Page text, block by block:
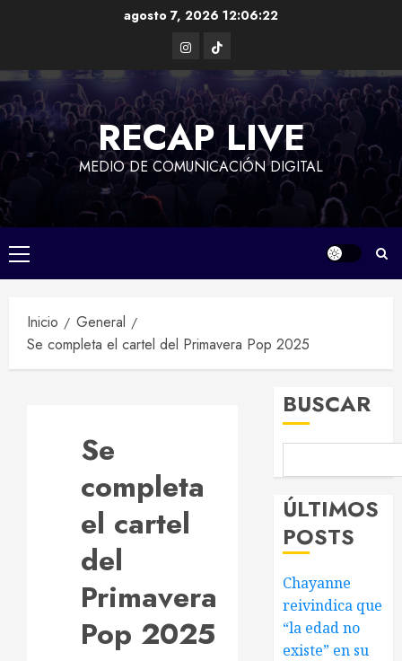
agosto 7, 2026 12:06:23
Instagram
TikTok
RECAP LIVE
MEDIO DE COMUNICACIÓN DIGITAL
Menú
principal
Inicio
General
Se completa el cartel del Primavera Pop 2025
Se
completa
el cartel
del
Primavera
Pop 2025
BUSCAR
ÚLTIMOS
POSTS
Chayanne
reivindica que
“la edad no
existe” en su